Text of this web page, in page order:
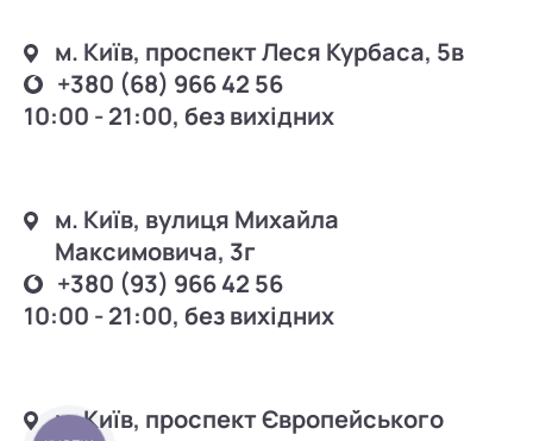
м. Київ, проспект Леся Курбаса, 5в
+380 (68) 966 42 56
10:00 - 21:00, без вихідних
м. Київ, вулиця Михайла
Максимовича, 3г
+380 (93) 966 42 56
10:00 - 21:00, без вихідних
м. Київ, проспект Європейського